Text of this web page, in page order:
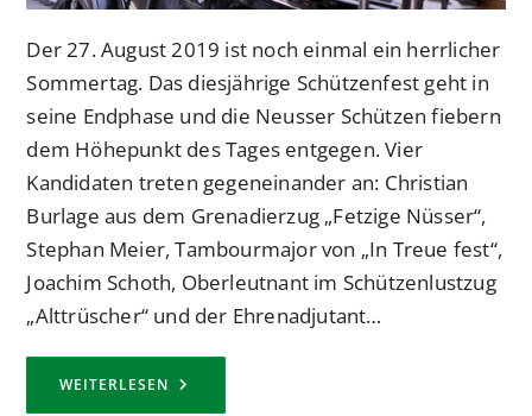
Der 27. August 2019 ist noch einmal ein herrlicher
Sommertag. Das diesjährige Schützenfest geht in
seine Endphase und die Neusser Schützen fiebern
dem Höhepunkt des Tages entgegen. Vier
Kandidaten treten gegeneinander an: Christian
Burlage aus dem Grenadierzug „Fetzige Nüsser“,
Stephan Meier, Tambourmajor von „In Treue fest“,
Joachim Schoth, Oberleutnant im Schützenlustzug
„Alttrüscher“ und der Ehrenadjutant…
WEITERLESEN S.M.